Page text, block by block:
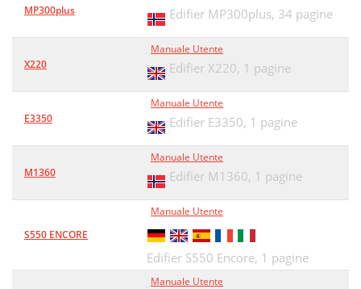
MP300plus Edifier MP300plus, 34 pagine
X220
Manuale Utente
Edifier X220, 1 pagine
E3350
Manuale Utente
Edifier E3350, 1 pagine
M1360
Manuale Utente
Edifier M1360, 1 pagine
S550 ENCORE
Manuale Utente
Edifier S550 Encore, 1 pagine
Manuale Utente